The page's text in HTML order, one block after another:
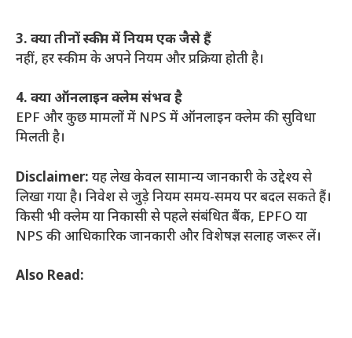
3. क्या तीनों स्कीम में नियम एक जैसे हैं
नहीं, हर स्कीम के अपने नियम और प्रक्रिया होती है।
4. क्या ऑनलाइन क्लेम संभव है
EPF और कुछ मामलों में NPS में ऑनलाइन क्लेम की सुविधा
मिलती है।
Disclaimer: यह लेख केवल सामान्य जानकारी के उद्देश्य से
लिखा गया है। निवेश से जुड़े नियम समय-समय पर बदल सकते हैं।
किसी भी क्लेम या निकासी से पहले संबंधित बैंक, EPFO या
NPS की आधिकारिक जानकारी और विशेषज्ञ सलाह जरूर लें।
Also Read: